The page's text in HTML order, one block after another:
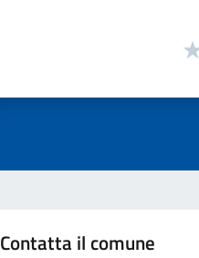
Contatta il comune